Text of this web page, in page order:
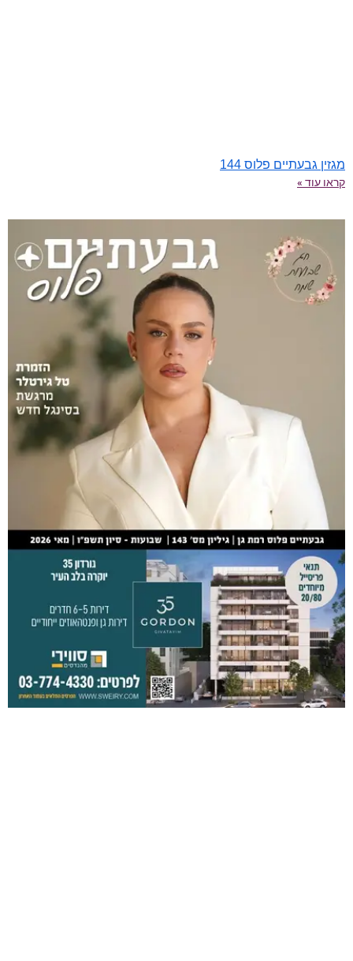
מגזין גבעתיים פלוס 144
קראו עוד »